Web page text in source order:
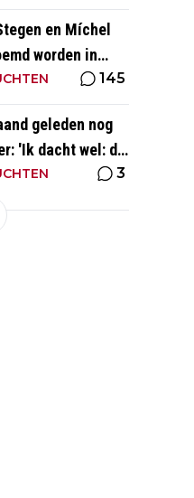
en Míchel
worden in
145
geleden nog
'Ik dacht wel: dit
3